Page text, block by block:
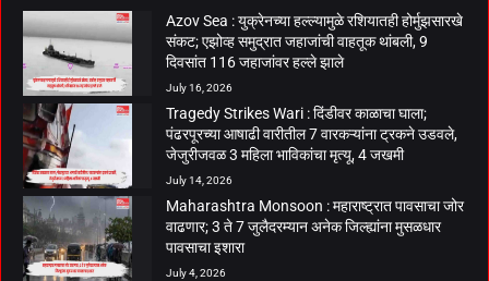
Azov Sea : युक्रेनच्या हल्ल्यामुळे रशियातही होर्मुझसारखे
संकट; एझोव्ह समुद्रात जहाजांची वाहतूक थांबली, 9
दिवसांत 116 जहाजांवर हल्ले झाले
July 16, 2026
Tragedy Strikes Wari : दिंडीवर काळाचा घाला;
पंढरपूरच्या आषाढी वारीतील 7 वारकऱ्यांना ट्रकने उडवले,
जेजुरीजवळ 3 महिला भाविकांचा मृत्यू, 4 जखमी
July 14, 2026
Maharashtra Monsoon : महाराष्ट्रात पावसाचा जोर
वाढणार; 3 ते 7 जुलैदरम्यान अनेक जिल्ह्यांना मुसळधार
पावसाचा इशारा
July 4, 2026